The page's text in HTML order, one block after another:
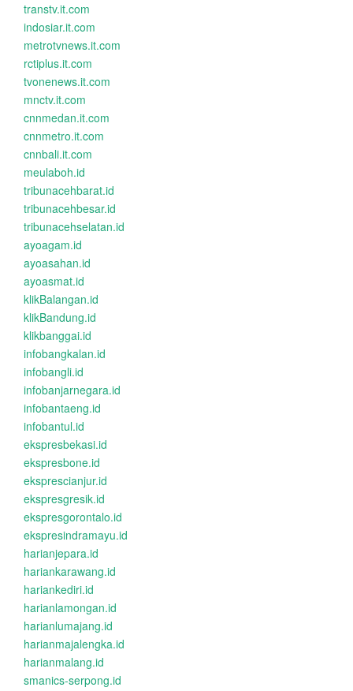
transtv.it.com
indosiar.it.com
metrotvnews.it.com
rctiplus.it.com
tvonenews.it.com
mnctv.it.com
cnnmedan.it.com
cnnmetro.it.com
cnnbali.it.com
meulaboh.id
tribunacehbarat.id
tribunacehbesar.id
tribunacehselatan.id
ayoagam.id
ayoasahan.id
ayoasmat.id
klikBalangan.id
klikBandung.id
klikbanggai.id
infobangkalan.id
infobangli.id
infobanjarnegara.id
infobantaeng.id
infobantul.id
ekspresbekasi.id
ekspresbone.id
eksprescianjur.id
ekspresgresik.id
ekspresgorontalo.id
ekspresindramayu.id
harianjepara.id
hariankarawang.id
hariankediri.id
harianlamongan.id
harianlumajang.id
harianmajalengka.id
harianmalang.id
smanics-serpong.id